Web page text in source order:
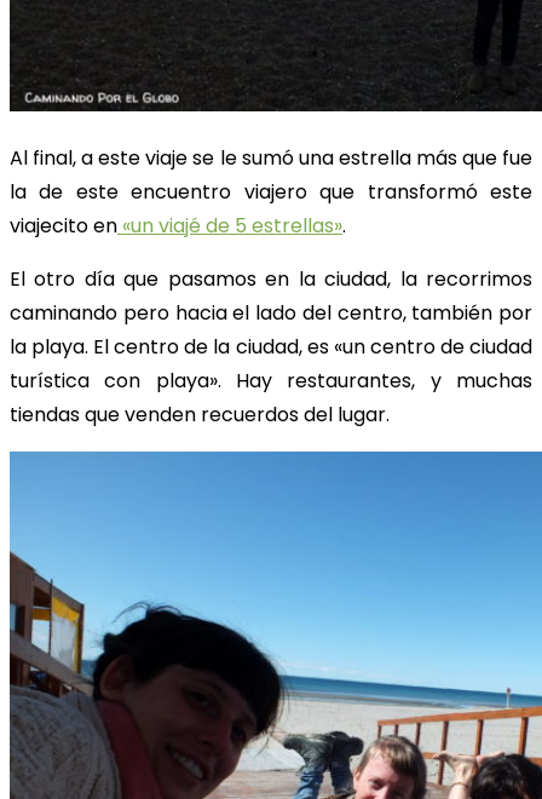
Al final, a este viaje se le sumó una estrella más que fue
la de este encuentro viajero que transformó este
viajecito en «un viajé de 5 estrellas».
El otro día que pasamos en la ciudad, la recorrimos
caminando pero hacia el lado del centro, también por
la playa. El centro de la ciudad, es «un centro de ciudad
turística con playa». Hay restaurantes, y muchas
tiendas que venden recuerdos del lugar.